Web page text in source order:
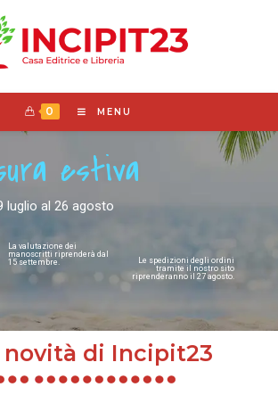
0 MENU
La valutazione dei
manoscritti riprenderà dal
15 settembre.
Le spedizioni degli ordini
tramite il nostro sito
riprenderanno il 27 agosto.
luglio al 26 agosto
estiva
di Incipit23